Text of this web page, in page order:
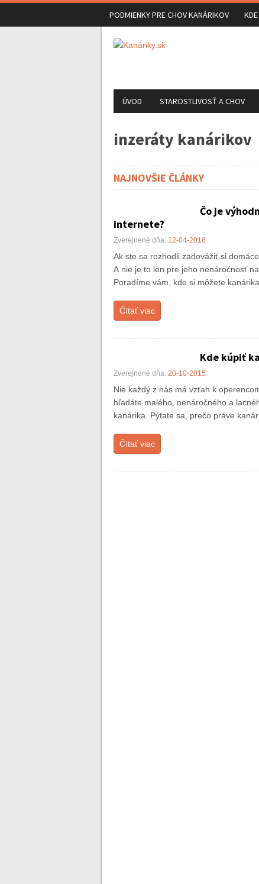
PODMIENKY PRE CHOV KANÁRIKOV
ÚVOD STAROSTLIVOSŤ A CHOV
inzeráty kanárikov
NAJNOVŠIE ČLÁNKY
Čo je
internete?
Zverejnené dňa: 12-04-2016
Ak ste sa rozhodli zadovážiť si
A nie je to len pre jeho nenáročnosť
Poradíme vám, kde si môžete
Čítať viac
Kde kúpiť
Zverejnené dňa: 20-10-2015
Nie každý z nás má vzťah k
hľadáte malého, nenáročného a
kanárika. Pýtate sa, prečo práve
Čítať viac